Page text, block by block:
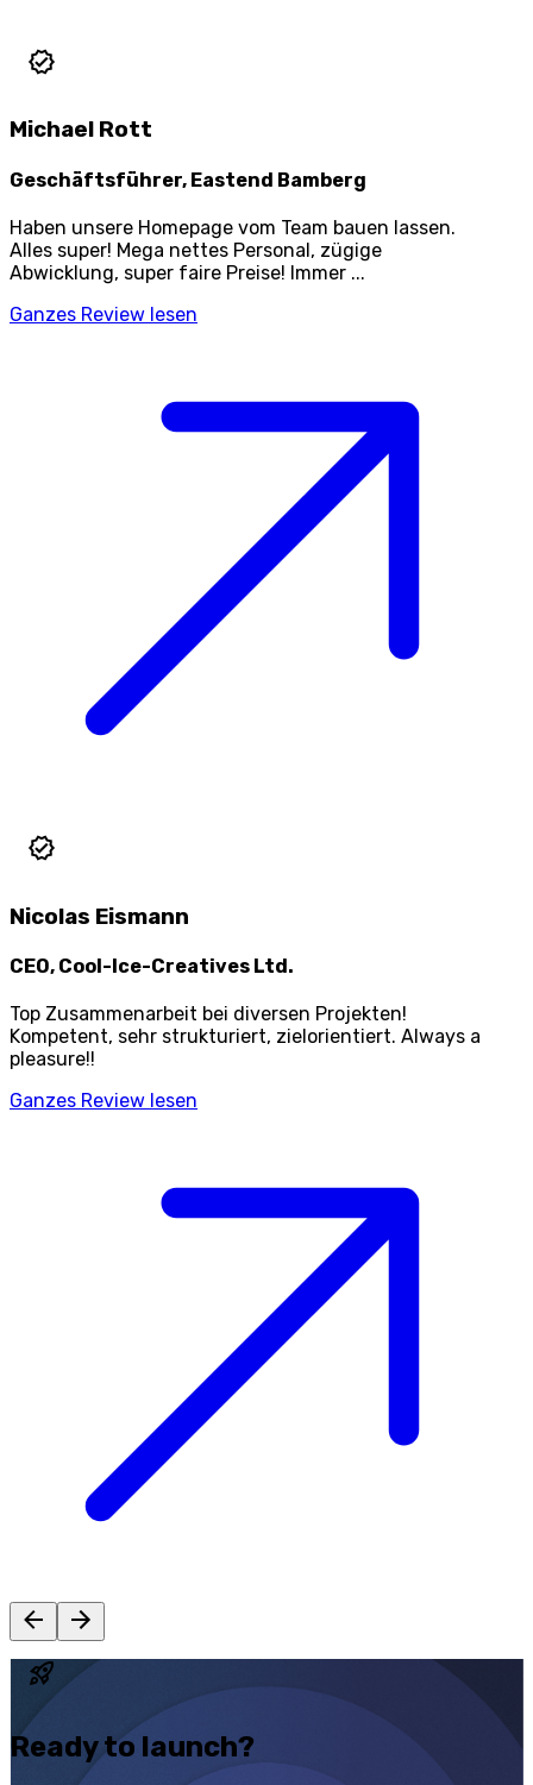
Michael Rott
Geschäftsführer, Eastend Bamberg
Haben unsere Homepage vom Team bauen lassen.
Alles super! Mega nettes Personal, zügige
Abwicklung, super faire Preise! Immer ...
Ganzes Review lesen
Nicolas Eismann
CEO, Cool-Ice-Creatives Ltd.
Top Zusammenarbeit bei diversen Projekten!
Kompetent, sehr strukturiert, zielorientiert. Always a
pleasure!!
Ganzes Review lesen
Ready to launch?